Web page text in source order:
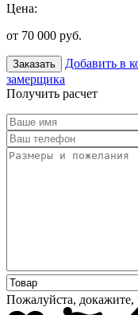
Цена:
от 70 000 руб.
Заказать Добавить в
замерщика
Получить расчет
Пожалуйста, докажите,